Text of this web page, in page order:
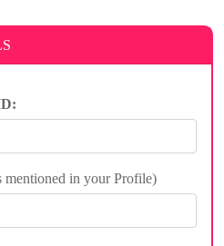
mentioned in your Profile)